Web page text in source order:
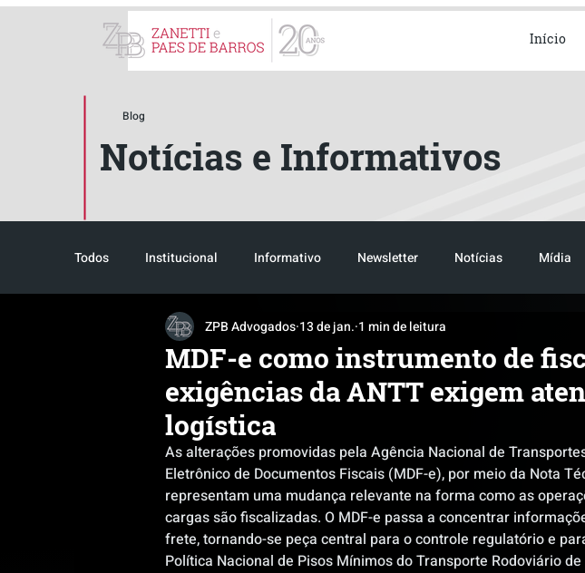
Início
Blog
Notícias e Informativos
Todos Institucional Informativo Newsletter Notícias Mídia
Reconhecimento Tributário Pós-evento TRANSPORTE
MDF-e como instrumento de
exigências da ANTT exigem
logística
ZPB Advogados 13 de jan. 1 min de leitura
As alterações promovidas pela Agência Nacional de
Eletrônico de Documentos Fiscais (MDF-e), por meio da Nota
representam uma mudança relevante na forma como as
cargas são fiscalizadas. O MDF-e passa a concentrar
frete, tornando-se peça central para o controle regulatório e
Política Nacional de Pisos Mínimos do Transporte Rodoviário de